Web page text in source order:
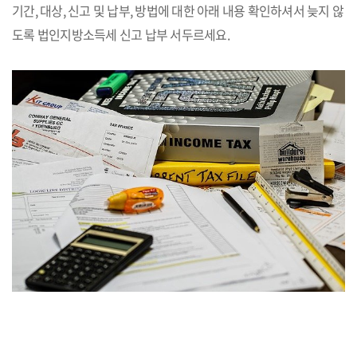
기간, 대상, 신고 및 납부, 방법에 대한 아래 내용 확인하셔서 늦지 않
도록 법인지방소득세 신고 납부 서두르세요.